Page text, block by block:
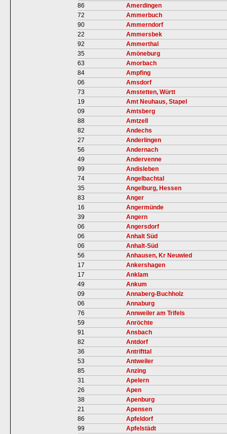
86
Amerdingen
72
Ammerbuch
90
Ammerndorf
22
Ammersbek
92
Ammerthal
35
Amöneburg
63
Amorbach
84
Ampfing
06
Amsdorf
73
Amstetten, Württ
19
Amt Neuhaus, Stapel
09
Amtsberg
88
Amtzell
82
Andechs
27
Anderlingen
56
Andernach
49
Andervenne
99
Andisleben
74
Angelbachtal
35
Angelburg, Hessen
83
Anger
16
Angermünde
39
Angern
06
Angersdorf
06
Anhalt Süd
06
Anhalt-Süd
56
Anhausen, Kr Neuwied
17
Ankershagen
17
Anklam
49
Ankum
09
Annaberg-Buchholz
06
Annaburg
76
Annweiler am Trifels
59
Anröchte
91
Ansbach
82
Antdorf
36
Antrifttal
53
Antweiler
85
Anzing
31
Apelern
26
Apen
38
Apenburg
21
Apensen
86
Apfeldorf
99
Apfelstädt